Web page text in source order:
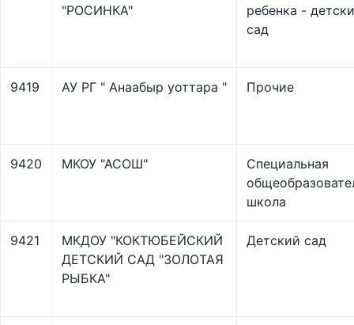
"РОСИНКА"
ребенка -
сад
9419 АУ РГ " Анаабыр уоттара " Прочие
9420 МКОУ "АСОШ"
Специальная
школа
9421
МКДОУ "КОКТЮБЕЙСКИЙ
ДЕТСКИЙ САД "ЗОЛОТАЯ
РЫБКА"
Детский сад